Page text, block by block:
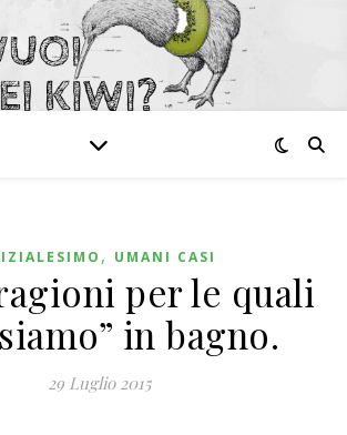
, UMANI CASI
per le quali
in bagno.
29 Luglio 2015